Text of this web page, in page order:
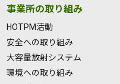
事業所の取り組み
HOTPM活動
安全への取り組み
大容量放射システム
環境への取り組み